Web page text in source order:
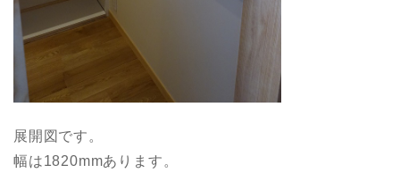
展開図です。
幅は1820mmあります。